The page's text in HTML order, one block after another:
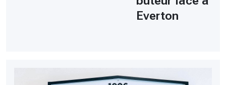
Everton